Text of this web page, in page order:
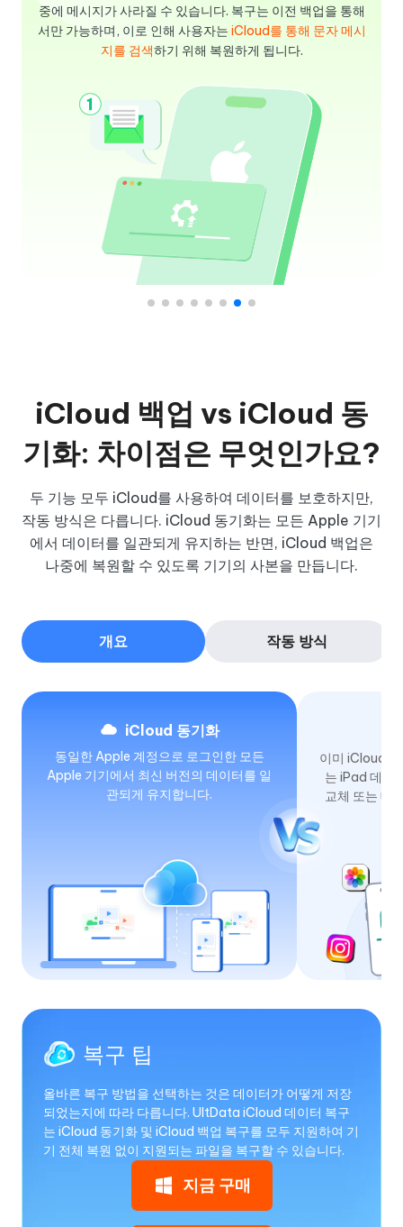
중에 메시지가 사라질 수 있습니다. 복구는 이전 백업을 통해
서만 가능하며, 이로 인해 사용자는 iCloud를 통해 문자 메시
지를 검색하기 위해 복원하게 됩니다.
iCloud 백업 vs iCloud 동
기화: 차이점은 무엇인가요?
두 기능 모두 iCloud를 사용하여 데이터를 보호하지만,
작동 방식은 다릅니다. iCloud 동기화는 모든 Apple 기기
에서 데이터를 일관되게 유지하는 반면, iCloud 백업은
나중에 복원할 수 있도록 기기의 사본을 만듭니다.
개요 작동 방식
iCloud 동기화
동일한 Apple 계정으로 로그인한 모든
Apple 기기에서 최신 버전의 데이터를 일
관되게 유지합니다.
이미 iCloud와
는 iPad 데이
교체 또는 데
복구 팁
올바른 복구 방법을 선택하는 것은 데이터가 어떻게 저장
되었는지에 따라 다릅니다. UltData iCloud 데이터 복구
는 iCloud 동기화 및 iCloud 백업 복구를 모두 지원하여 기
기 전체 복원 없이 지원되는 파일을 복구할 수 있습니다.
지금 구매